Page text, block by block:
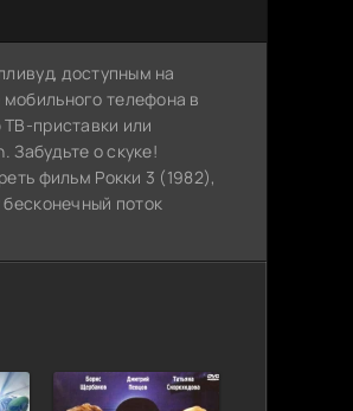
доступным на
телефона в
приставки или
Забудьте о скуке!
фильм Рокки 3 (1982),
поток